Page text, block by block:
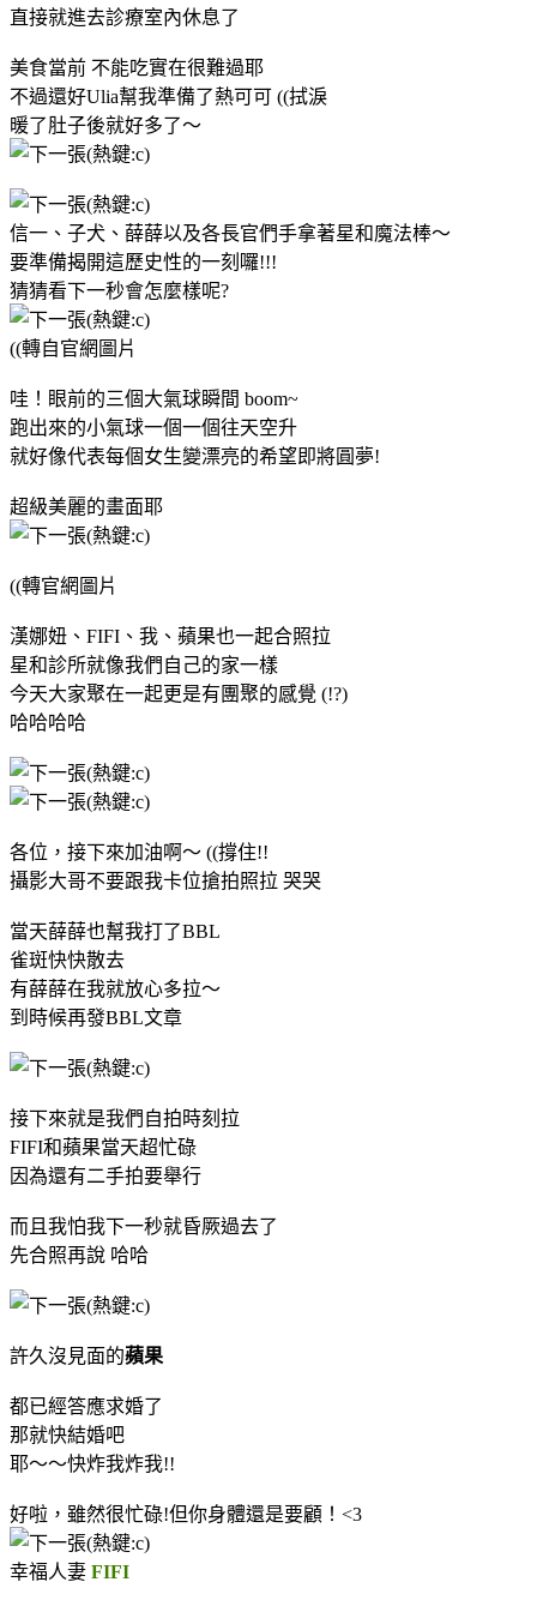
直接就進去診療室內休息了
美食當前 不能吃實在很難過耶
不過還好Ulia幫我準備了熱可可 ((拭淚
暖了肚子後就好多了～
信一、子犬、薛薛以及各長官們手拿著星和魔法棒～
要準備揭開這歷史性的一刻囉!!!
猜猜看下一秒會怎麼樣呢?
((轉自官網圖片
哇！眼前的三個大氣球瞬間 boom~
跑出來的小氣球一個一個往天空升
就好像代表每個女生變漂亮的希望即將圓夢!
超級美麗的畫面耶
((轉官網圖片
漢娜妞、FIFI、我、蘋果也一起合照拉
星和診所就像我們自己的家一樣
今天大家聚在一起更是有團聚的感覺 (!?)
哈哈哈哈
各位，接下來加油啊～ ((撐住!!
攝影大哥不要跟我卡位搶拍照拉 哭哭
當天薛薛也幫我打了BBL
雀斑快快散去
有薛薛在我就放心多拉～
到時候再發BBL文章
接下來就是我們自拍時刻拉
FIFI和蘋果當天超忙碌
因為還有二手拍要舉行
而且我怕我下一秒就昏厥過去了
先合照再說 哈哈
許久沒見面的蘋果
都已經答應求婚了
那就快結婚吧
耶～～快炸我炸我!!
好啦，雖然很忙碌!但你身體還是要顧！<3
幸福人妻 FIFI